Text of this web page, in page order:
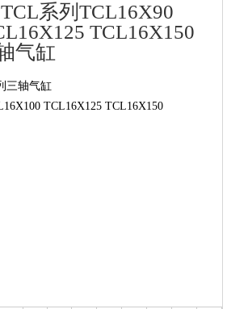
系列TCL16X90
TCL16X150
气缸
三轴气缸
TCL16X125 TCL16X150